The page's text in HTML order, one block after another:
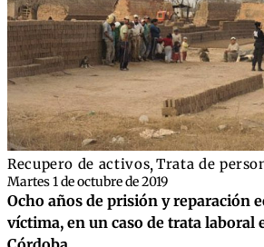
Recupero de activos,Trata de
Martes 1 de octubre de 2019
Ocho años de prisión y reparación
víctima, en un caso de trata laboral